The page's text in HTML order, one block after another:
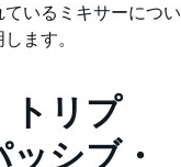
いるミキサーについ
ます。
トリプ
シブ・